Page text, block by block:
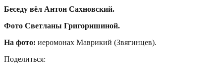
Беседу вёл Антон Сахновский.
Фото Светланы Григоришиной.
На фото: иеромонах Маврикий (Звягинцев).
Поделиться: